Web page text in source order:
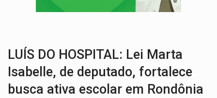
JUDICIÁRIO: Sinjur parabeniza servidores pelo adicional de incentivo com
LUÍS DO HOSPITAL: Lei Marta
Isabelle, de deputado, fortalece
busca ativa escolar em Rondônia